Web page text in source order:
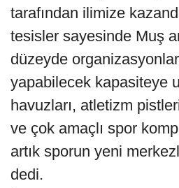
tarafından ilimize
tesisler sayesinde Muş
düzeyde
yapabilecek kapasiteye
havuzları, atletizm
ve çok amaçlı spor
artık sporun yeni
dedi.